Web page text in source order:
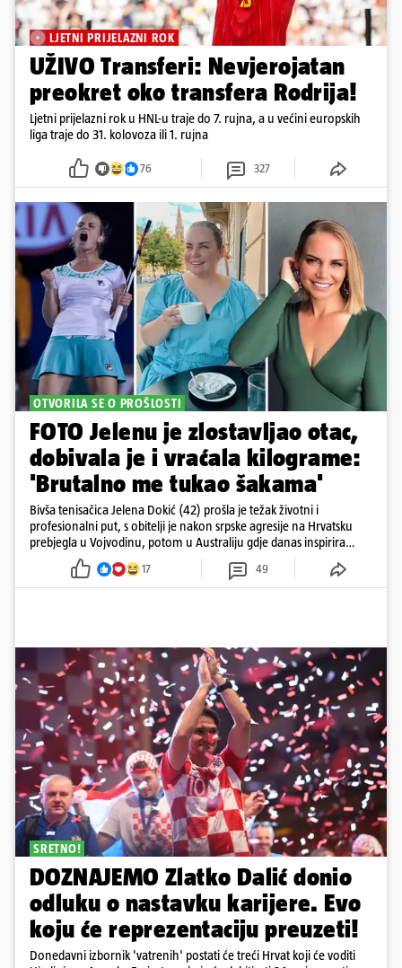
LJETNI PRIJELAZNI ROK
UŽIVO Transferi: Nevjerojatan
preokret oko transfera Rodrija!
Ljetni prijelazni rok u HNL-u traje do 7. rujna, a u većini europskih
liga traje do 31. kolovoza ili 1. rujna
76 327
OTVORILA SE O PROŠLOSTI
FOTO Jelenu je zlostavljao otac,
dobivala je i vraćala kilograme:
'Brutalno me tukao šakama'
Bivša tenisačica Jelena Dokić (42) prošla je težak životni i
profesionalni put, s obitelji je nakon srpske agresije na Hrvatsku
prebjegla u Vojvodinu, potom u Australiju gdje danas inspirira
17 49
SRETNO!
DOZNAJEMO Zlatko Dalić donio
odluku o nastavku karijere. Evo
koju će reprezentaciju preuzeti!
Donedavni izbornik 'vatrenih' postati će treći Hrvat koji će voditi